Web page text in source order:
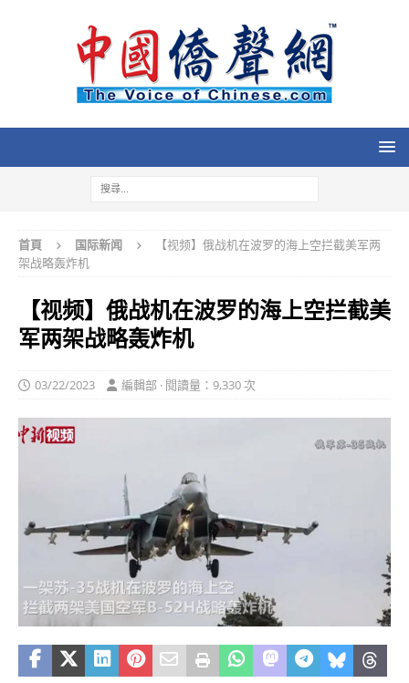
首頁 国际新闻
【视频】俄战机在波罗的海上空拦截美军两
架战略轰炸机
【视频】俄战机在波罗的海上空拦截美
军两架战略轰炸机
03/22/2023 編輯部 · 閱讀量：9,330 次